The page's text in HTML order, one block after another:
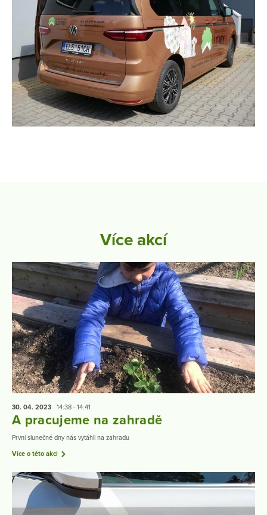
Více akcí
30. 04. 2023 14:38 - 14:41
A pracujeme na zahradě
První slunečné dny nás vytáhli na zahradu
Více o této akci